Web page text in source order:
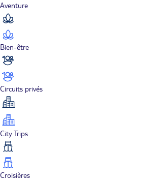
Aventure
Bien-être
Circuits privés
City Trips
Croisières